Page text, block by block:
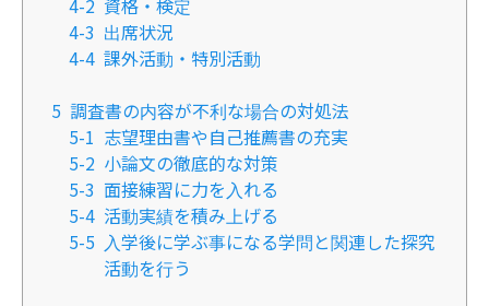
4-2 資格・検定
4-3 出席状況
4-4 課外活動・特別活動
5 調査書の内容が不利な場合の対処法
5-1 志望理由書や自己推薦書の充実
5-2 小論文の徹底的な対策
5-3 面接練習に力を入れる
5-4 活動実績を積み上げる
5-5 入学後に学ぶ事になる学問と関連した探究
活動を行う